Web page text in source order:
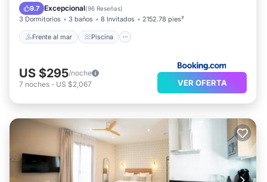
9.7 Excepcional(96 Reseñas)
3 Dormitorios 3 baños 8 Invitados 2152.78 pies²
Frente al mar Piscina
Balcón/Terraza
US $295/noche
7 noches - US $2,067 VER OFERTA